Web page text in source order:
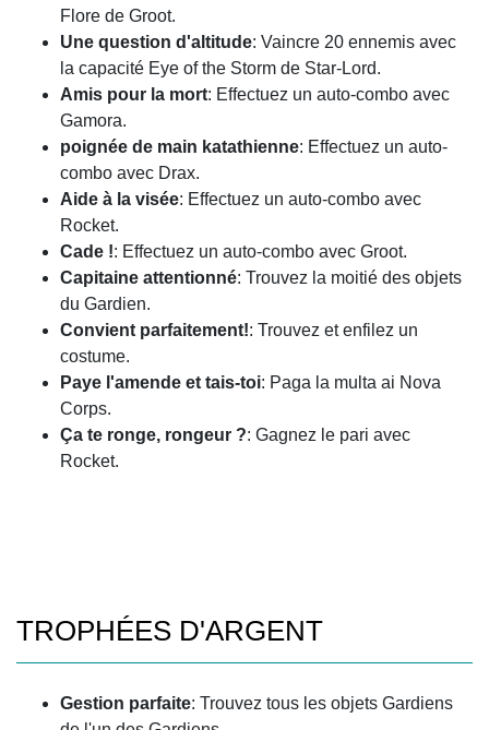
Flore de Groot.
Une question d'altitude: Vaincre 20 ennemis avec
la capacité Eye of the Storm de Star-Lord.
Amis pour la mort: Effectuez un auto-combo avec
Gamora.
poignée de main katathienne: Effectuez un auto-
combo avec Drax.
Aide à la visée: Effectuez un auto-combo avec
Rocket.
Cade !: Effectuez un auto-combo avec Groot.
Capitaine attentionné: Trouvez la moitié des objets
du Gardien.
Convient parfaitement!: Trouvez et enfilez un
costume.
Paye l'amende et tais-toi: Paga la multa ai Nova
Corps.
Ça te ronge, rongeur ?: Gagnez le pari avec
Rocket.
TROPHÉES D'ARGENT
Gestion parfaite: Trouvez tous les objets Gardiens